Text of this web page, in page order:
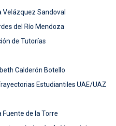
Velázquez Sandoval
del Río Mendoza
de Tutorías
Calderón Botello
Estudiantiles UAE/UAZ
Fuente de la Torre